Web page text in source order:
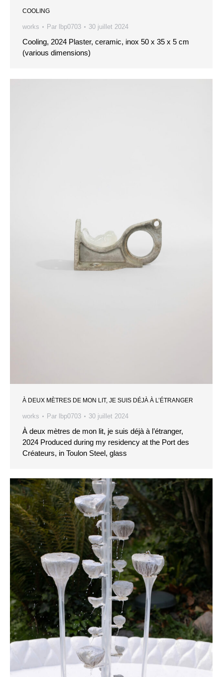
COOLING
works Par lbp0703 30 juillet 2024
Cooling, 2024 Plaster, ceramic, inox 50 x 35 x 5 cm
(various dimensions)
À DEUX MÈTRES DE MON LIT, JE SUIS DÉJÀ À L’ÉTRANGER
works Par lbp0703 30 juillet 2024
À deux mètres de mon lit, je suis déjà à l’étranger,
2024 Produced during my residency at the Port des
Créateurs, in Toulon Steel, glass